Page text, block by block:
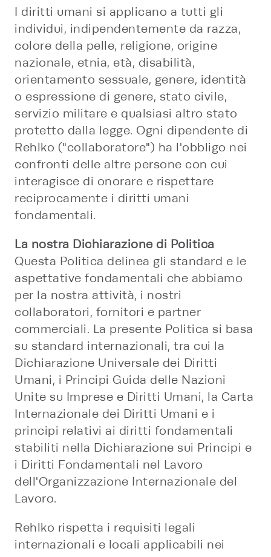
I diritti umani si applicano a tutti gli
individui, indipendentemente da razza,
colore della pelle, religione, origine
nazionale, etnia, età, disabilità,
orientamento sessuale, genere, identità
o espressione di genere, stato civile,
servizio militare e qualsiasi altro stato
protetto dalla legge. Ogni dipendente di
Rehlko ("collaboratore") ha l'obbligo nei
confronti delle altre persone con cui
interagisce di onorare e rispettare
reciprocamente i diritti umani
fondamentali.
La nostra Dichiarazione di Politica
Questa Politica delinea gli standard e le
aspettative fondamentali che abbiamo
per la nostra attività, i nostri
collaboratori, fornitori e partner
commerciali. La presente Politica si basa
su standard internazionali, tra cui la
Dichiarazione Universale dei Diritti
Umani, i Principi Guida delle Nazioni
Unite su Imprese e Diritti Umani, la Carta
Internazionale dei Diritti Umani e i
principi relativi ai diritti fondamentali
stabiliti nella Dichiarazione sui Principi e
i Diritti Fondamentali nel Lavoro
dell'Organizzazione Internazionale del
Lavoro.
Rehlko rispetta i requisiti legali
internazionali e locali applicabili nei